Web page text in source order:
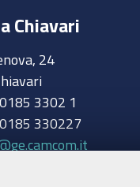
Chiavari
24
3302 1
330227